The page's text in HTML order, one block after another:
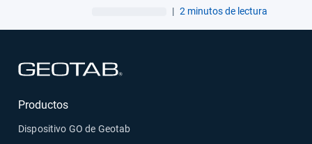
transformación digital?
| 2 minutos de lectura
Productos
Dispositivo GO de Geotab